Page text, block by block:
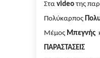
Στα videoτης
Πολύκαρπος
Μέμος Μπεγνής
ΠΑΡΑΣΤΑΣΕΙΣ